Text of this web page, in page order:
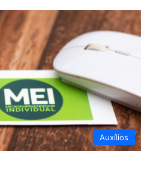
Auxílios